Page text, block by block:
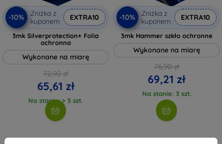
-10%
Zniżka z
kuponem
EXTRA10
3mk Silverprotection+ Folia
ochronna
Wykonane na miarę
72,90 zł
65,61 zł
Na stanie: > 5 szt.
-10%
Zniżka z
kuponem
EXTRA10
3mk Hammer szkło ochronne
Wykonane na miarę
76,90 zł
69,21 zł
Na stanie: 3 szt.